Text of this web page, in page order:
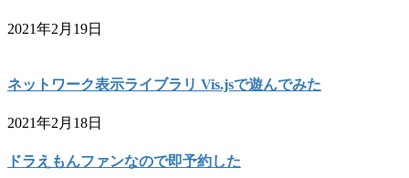
2021年2月19日
ネットワーク表示ライブラリ Vis.jsで遊んでみた
2021年2月18日
ドラえもんファンなので即予約した